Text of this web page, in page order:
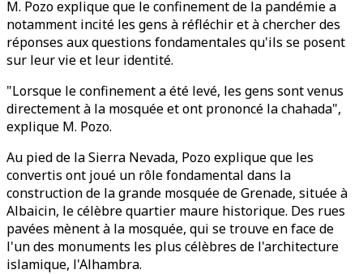
M. Pozo explique que le confinement de la pandémie a
notamment incité les gens à réfléchir et à chercher des
réponses aux questions fondamentales qu'ils se posent
sur leur vie et leur identité.
"Lorsque le confinement a été levé, les gens sont venus
directement à la mosquée et ont prononcé la chahada",
explique M. Pozo.
Au pied de la Sierra Nevada, Pozo explique que les
convertis ont joué un rôle fondamental dans la
construction de la grande mosquée de Grenade, située à
Albaicin, le célèbre quartier maure historique. Des rues
pavées mènent à la mosquée, qui se trouve en face de
l'un des monuments les plus célèbres de l'architecture
islamique, l'Alhambra.